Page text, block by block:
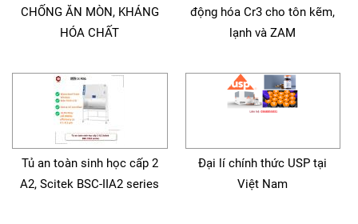
CHỐNG ĂN MÒN, KHÁNG
HÓA CHẤT
động hóa Cr3 cho tôn kẽm,
lạnh và ZAM
Tủ an toàn sinh học cấp 2
A2, Scitek BSC-IIA2 series
Đại lí chính thức USP tại
Việt Nam